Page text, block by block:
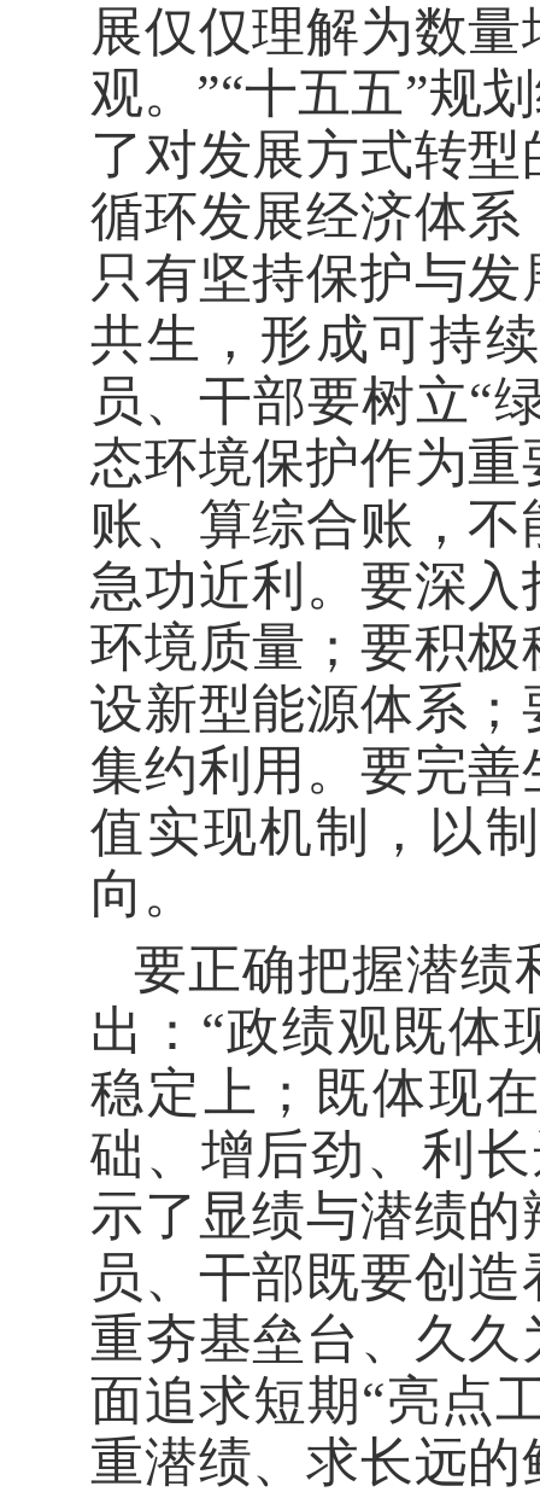
展仅仅理解为数
观。”“十五五”规
了对发展方式转
循环发展经济体
只有坚持保护与
共生，形成可持
员、干部要树立“
态环境保护作为
账、算综合账，
急功近利。要深
环境质量；要积
设新型能源体系
集约利用。要完
值实现机制，以
向。
要正确把握潜绩
出：“政绩观既体
稳定上；既体现
础、增后劲、利
示了显绩与潜绩
员、干部既要创
重夯基垒台、久
面追求短期“亮点
重潜绩、求长远